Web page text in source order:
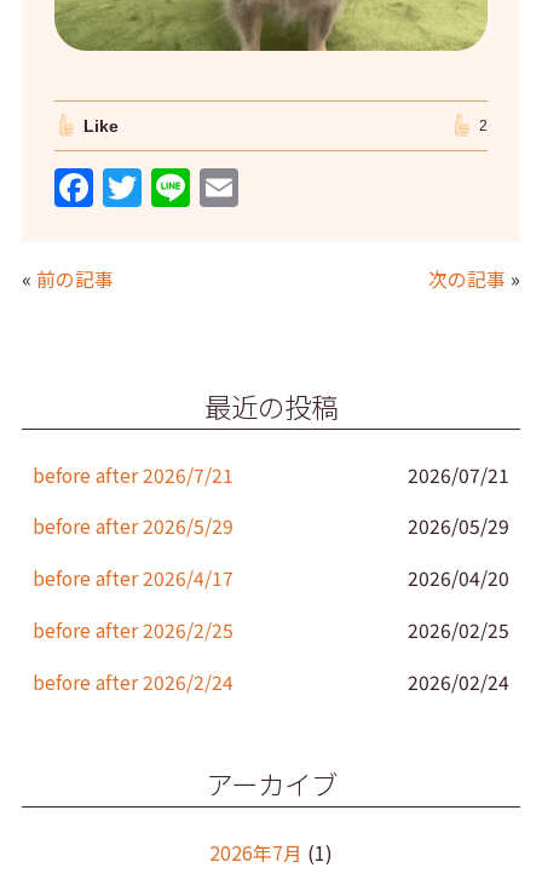
Like 2
F
c
e
o
k
T Li E
« 前の記事 次の記事 »
最近の投稿
before after 2026/7/21
2026/07/21
before after 2026/5/29
2026/05/29
before after 2026/4/17
2026/04/20
before after 2026/2/25
2026/02/25
before after 2026/2/24
2026/02/24
アーカイブ
2026年7月 (1)